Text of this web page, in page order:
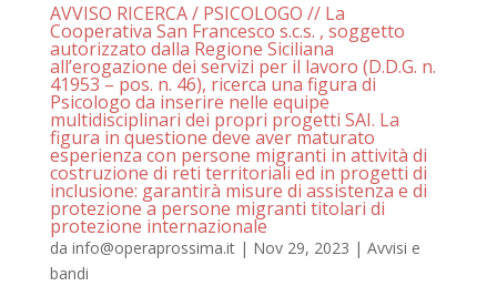
AVVISO RICERCA / PSICOLOGO // La
Cooperativa San Francesco s.c.s. , soggetto
autorizzato dalla Regione Siciliana
all’erogazione dei servizi per il lavoro (D.D.G. n.
41953 – pos. n. 46), ricerca una figura di
Psicologo da inserire nelle equipe
multidisciplinari dei propri progetti SAI. La
figura in questione deve aver maturato
esperienza con persone migranti in attività di
costruzione di reti territoriali ed in progetti di
inclusione: garantirà misure di assistenza e di
protezione a persone migranti titolari di
protezione internazionale
da info@operaprossima.it| Nov 29, 2023 | Avvisi e
bandi